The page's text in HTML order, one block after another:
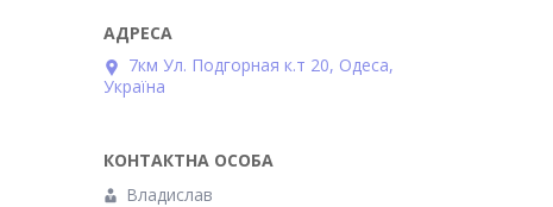
7км Ул. Подгорная к.т 20, Одеса,
Україна
Владислав